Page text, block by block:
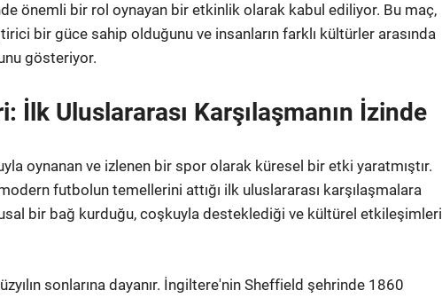
önemli bir rol oynayan bir etkinlik olarak kabul ediliyor. Bu maç,
bir güce sahip olduğunu ve insanların farklı kültürler arasında
gösteriyor.
İlk Uluslararası Karşılaşmanın İzinde
oynanan ve izlenen bir spor olarak küresel bir etki yaratmıştır.
futbolun temellerini attığı ilk uluslararası karşılaşmalara
bir bağ kurduğu, coşkuyla desteklediği ve kültürel etkileşimleri
sonlarına dayanır. İngiltere'nin Sheffield şehrinde 1860